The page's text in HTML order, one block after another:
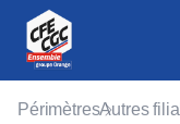
PérimètresAutres